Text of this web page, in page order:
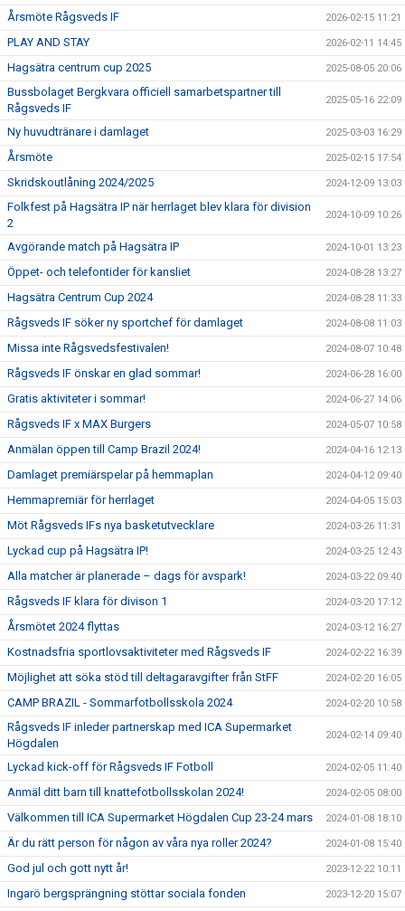
Årsmöte Rågsveds IF 2026-02-15 11:21
PLAY AND STAY 2026-02-11 14:45
Hagsätra centrum cup 2025 2025-08-05 20:06
Bussbolaget Bergkvara officiell samarbetspartner till
Rågsveds IF
2025-05-16 22:09
Ny huvudtränare i damlaget 2025-03-03 16:29
Årsmöte 2025-02-15 17:54
Skridskoutlåning 2024/2025 2024-12-09 13:03
Folkfest på Hagsätra IP när herrlaget blev klara för division
2
2024-10-09 10:26
Avgörande match på Hagsätra IP 2024-10-01 13:23
Öppet- och telefontider för kansliet 2024-08-28 13:27
Hagsätra Centrum Cup 2024 2024-08-28 11:33
Rågsveds IF söker ny sportchef för damlaget 2024-08-08 11:03
Missa inte Rågsvedsfestivalen! 2024-08-07 10:48
Rågsveds IF önskar en glad sommar! 2024-06-28 16:00
Gratis aktiviteter i sommar! 2024-06-27 14:06
Rågsveds IF x MAX Burgers 2024-05-07 10:58
Anmälan öppen till Camp Brazil 2024! 2024-04-16 12:13
Damlaget premiärspelar på hemmaplan 2024-04-12 09:40
Hemmapremiär för herrlaget 2024-04-05 15:03
Möt Rågsveds IFs nya basketutvecklare 2024-03-26 11:31
Lyckad cup på Hagsätra IP! 2024-03-25 12:43
Alla matcher är planerade – dags för avspark! 2024-03-22 09:40
Rågsveds IF klara för divison 1 2024-03-20 17:12
Årsmötet 2024 flyttas 2024-03-12 16:27
Kostnadsfria sportlovsaktiviteter med Rågsveds IF 2024-02-22 16:39
Möjlighet att söka stöd till deltagaravgifter från StFF 2024-02-20 16:05
CAMP BRAZIL - Sommarfotbollsskola 2024 2024-02-20 10:58
Rågsveds IF inleder partnerskap med ICA Supermarket
Högdalen
2024-02-14 09:40
Lyckad kick-off för Rågsveds IF Fotboll 2024-02-05 11:40
Anmäl ditt barn till knattefotbollsskolan 2024! 2024-02-05 08:00
Välkommen till ICA Supermarket Högdalen Cup 23-24 mars 2024-01-08 18:10
Är du rätt person för någon av våra nya roller 2024? 2024-01-08 15:40
God jul och gott nytt år! 2023-12-22 10:11
Ingarö bergsprängning stöttar sociala fonden 2023-12-20 15:07